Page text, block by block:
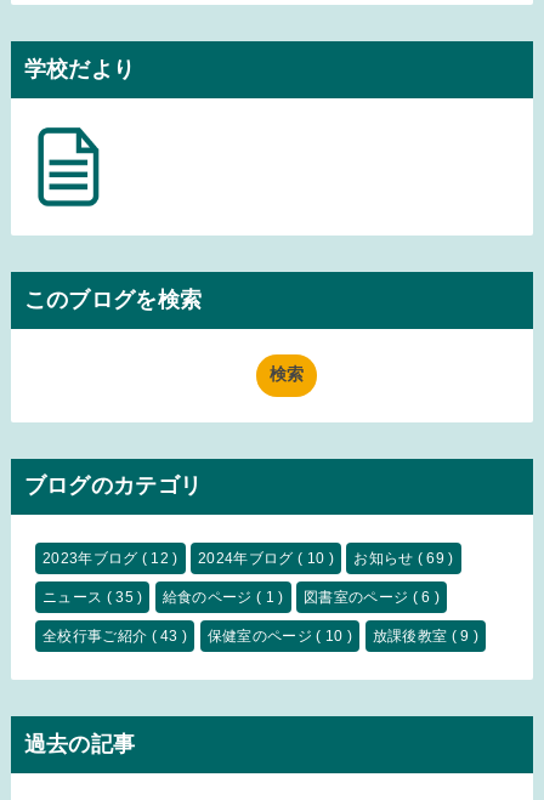
学校だより
このブログを検索
ブログのカテゴリ
2023年ブログ ( 12 ) 2024年ブログ ( 10 ) お知らせ ( 69 )
ニュース ( 35 ) 給食のページ( 1 ) 図書室のページ ( 6 )
全校行事ご紹介 ( 43 ) 保健室のページ( 10 ) 放課後教室 ( 9 )
過去の記事